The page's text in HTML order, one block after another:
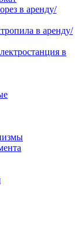
в аренду/
в аренду/
в